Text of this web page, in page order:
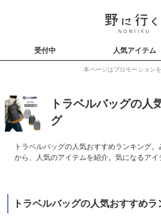
受付中 人気アイテム
本ページはプロモーション
トラベルバッグの人
グ
トラベルバッグの人気おすすめランキング
から、人気のアイテムを紹介。気になるアイ
トラベルバッグの人気おすすめラ